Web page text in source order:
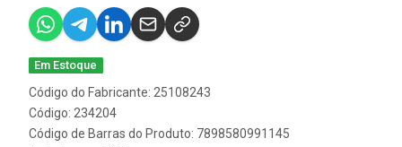
Em Estoque
Código do Fabricante: 25108243
Código: 234204
Código de Barras do Produto: 7898580991145